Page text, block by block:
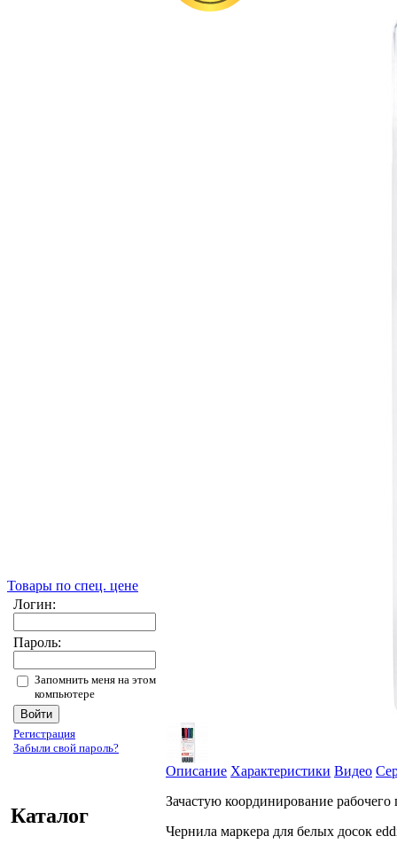
Товары по спец. цене
Логин:
Пароль:
Запомнить меня на этом
компьютере
Регистрация
Забыли свой пароль?
Каталог
Описание Характеристики Видео
Зачастую координирование
Чернила маркера для белых досок